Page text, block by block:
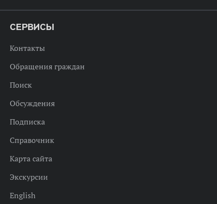
СЕРВИСЫ
Контакты
Обращения граждан
Поиск
Обсуждения
Подписка
Справочник
Карта сайта
Экскурсии
English